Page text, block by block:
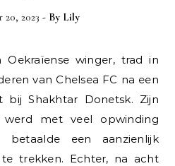
2023 - By Lily
van Chelsea FC na een
bij Shakhtar Donetsk. Zijn
met veel opwinding
betaalde een aanzienlijk
trekken. Echter, na acht